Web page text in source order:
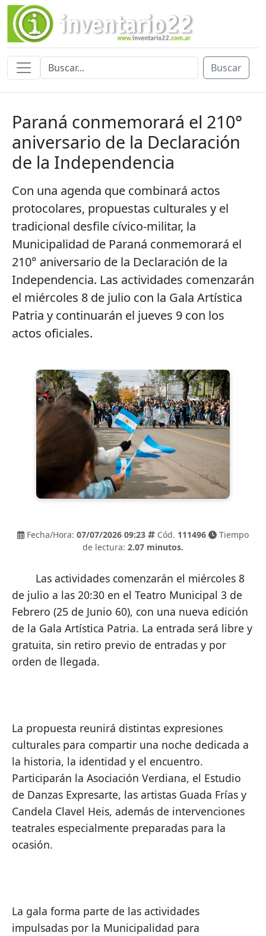
Buscar
Paraná conmemorará el 210°
aniversario de la Declaración
de la Independencia
Con una agenda que combinará actos
protocolares, propuestas culturales y el
tradicional desfile cívico-militar, la
Municipalidad de Paraná conmemorará el
210° aniversario de la Declaración de la
Independencia. Las actividades comenzarán
el miércoles 8 de julio con la Gala Artística
Patria y continuarán el jueves 9 con los
actos oficiales.
Fecha/Hora: 07/07/2026 09:23 Cód. 111496
Tiempo
de lectura: 2.07 minutos.
de julio a las 20:30 en el Teatro Municipal 3 de
Febrero (25 de Junio 60), con una nueva edición
de la Gala Artística Patria. La entrada será libre y
gratuita, sin retiro previo de entradas y por
orden de llegada.
La propuesta reunirá distintas expresiones
culturales para compartir una noche dedicada a
la historia, la identidad y el encuentro.
Participarán la Asociación Verdiana, el Estudio
de Danzas Expresarte, las artistas Guada Frías y
Candela Clavel Heis, además de intervenciones
teatrales especialmente preparadas para la
ocasión.
La gala forma parte de las actividades
impulsadas por la Municipalidad para